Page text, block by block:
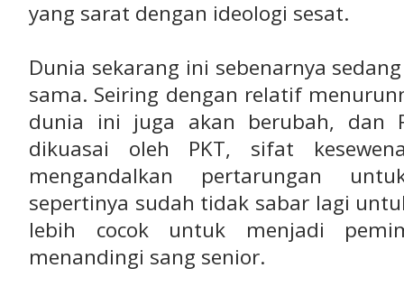
yang sarat dengan ideologi sesat.
Dunia sekarang ini sebenarnya
sama. Seiring dengan relatif
dunia ini juga akan berubah, dan
dikuasai oleh PKT, sifat
mengandalkan pertarungan
sepertinya sudah tidak sabar lagi
lebih cocok untuk menjadi
menandingi sang senior.